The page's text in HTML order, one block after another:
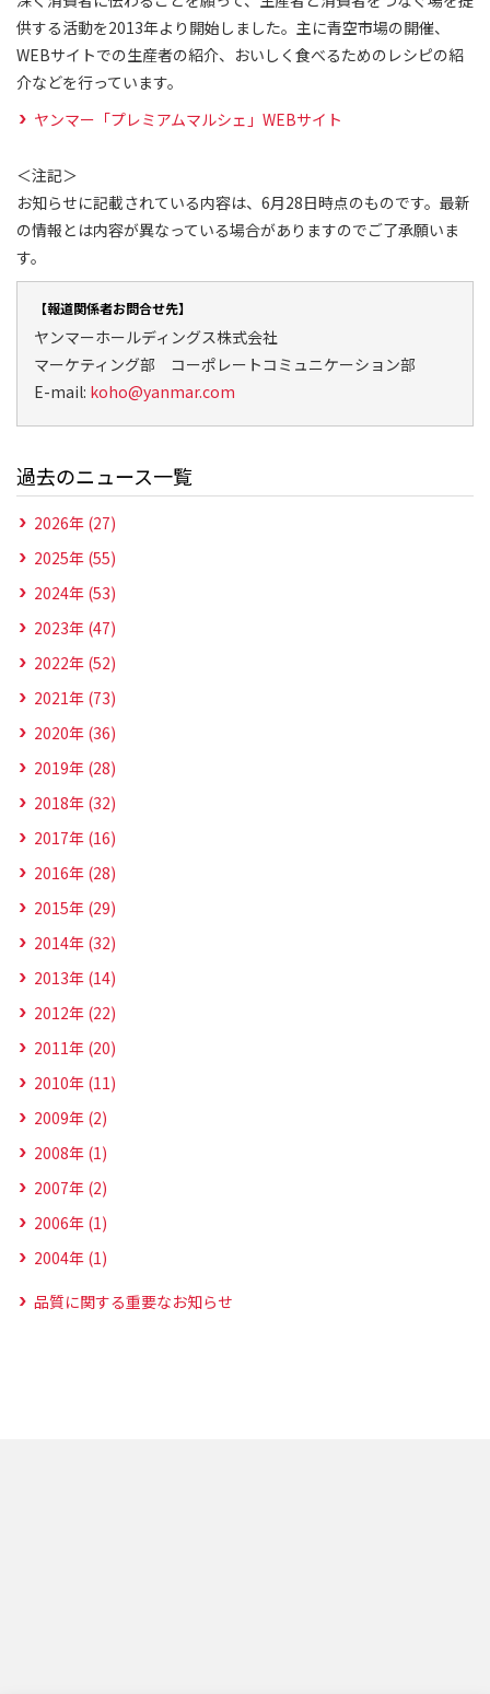
供する活動を2013年より開始しました。主に青空市場の開催、
WEBサイトでの生産者の紹介、おいしく食べるためのレシピの紹
介などを行っています。
ヤンマー「プレミアムマルシェ」WEBサイト
＜注記＞
お知らせに記載されている内容は、6月28日時点のものです。最新
の情報とは内容が異なっている場合がありますのでご了承願いま
す。
【報道関係者お問合せ先】
ヤンマーホールディングス株式会社
マーケティング部 コーポレートコミュニケーション部
E-mail: koho@yanmar.com
過去のニュース一覧
2026年 (27)
2025年 (55)
2024年 (53)
2023年 (47)
2022年 (52)
2021年 (73)
2020年 (36)
2019年 (28)
2018年 (32)
2017年 (16)
2016年 (28)
2015年 (29)
2014年 (32)
2013年 (14)
2012年 (22)
2011年 (20)
2010年 (11)
2009年 (2)
2008年 (1)
2007年 (2)
2006年 (1)
2004年 (1)
品質に関する重要なお知らせ